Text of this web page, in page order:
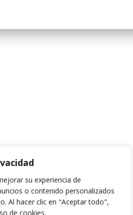
su experiencia de
o contenido personalizados
Al hacer clic en "Aceptar todo",
de cookies.